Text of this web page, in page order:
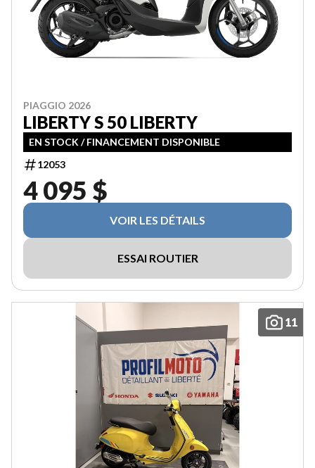
PIAGGIO 2026
LIBERTY S 50 LIBERTY
EN STOCK / FINANCEMENT DISPONIBLE
12053
4 095 $
VOIR LES DÉTAILS
ESSAI ROUTIER
11